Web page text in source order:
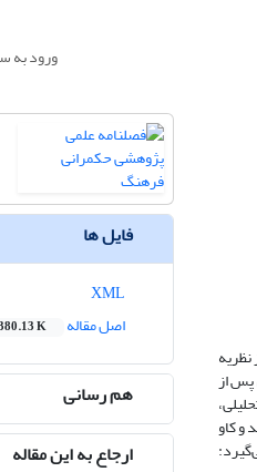
ورود به
از
کند و کاو
فایل ها
اصل مقاله
K
هم رسانی
ارجاع به این مقاله